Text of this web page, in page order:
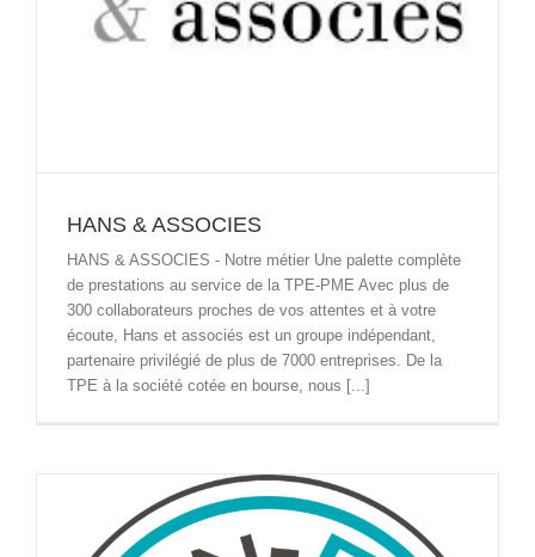
HANS & ASSOCIES
HANS & ASSOCIES - Notre métier Une palette complète
de prestations au service de la TPE-PME Avec plus de
300 collaborateurs proches de vos attentes et à votre
écoute, Hans et associés est un groupe indépendant,
partenaire privilégié de plus de 7000 entreprises. De la
TPE à la société cotée en bourse, nous [...]